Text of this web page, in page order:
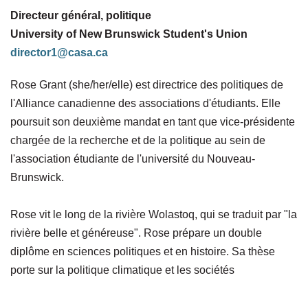
Directeur général, politique
University of New Brunswick Student's Union
director1@casa.ca
Rose Grant (she/her/elle) est directrice des politiques de
l'Alliance canadienne des associations d'étudiants. Elle
poursuit son deuxième mandat en tant que vice-présidente
chargée de la recherche et de la politique au sein de
l'association étudiante de l'université du Nouveau-
Brunswick.
Rose vit le long de la rivière Wolastoq, qui se traduit par "la
rivière belle et généreuse". Rose prépare un double
diplôme en sciences politiques et en histoire. Sa thèse
porte sur la politique climatique et les sociétés